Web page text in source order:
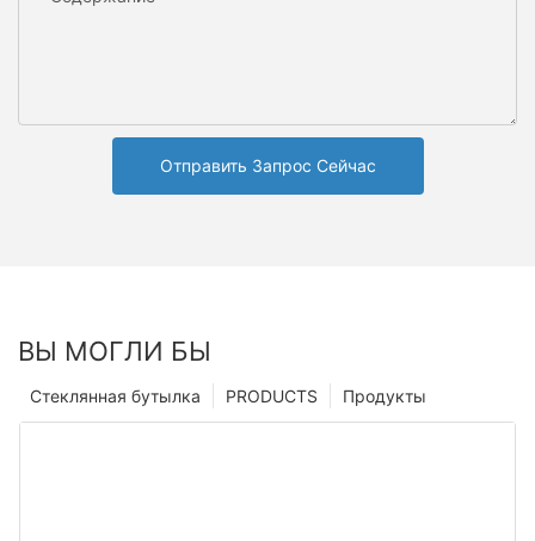
Отправить Запрос Сейчас
ВЫ МОГЛИ БЫ
Продукты
PRODUCTS
Стеклянная бутылка